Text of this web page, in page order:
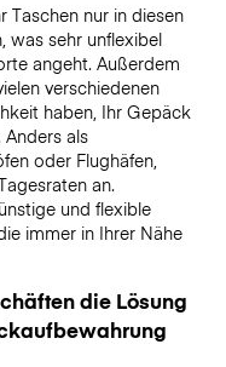
Taschen nur in diesen
was sehr unflexibel
angeht. Außerdem
verschiedenen
haben, Ihr Gepäck
als
oder Flughäfen,
an.
und flexible
immer in Ihrer Nähe
die Lösung